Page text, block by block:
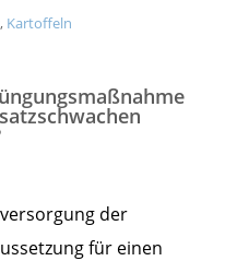
, Kartoffeln
der
für einen